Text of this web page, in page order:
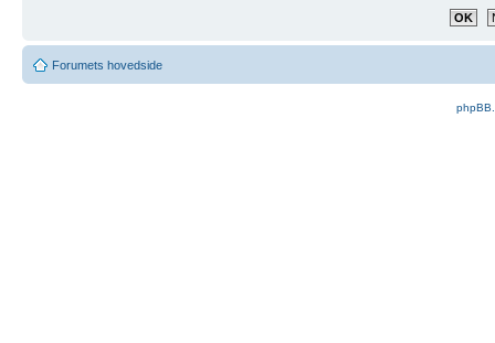
Forumets hovedside